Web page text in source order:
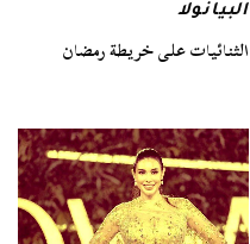
البيانولا
الثنائيات على خريطة رمضان